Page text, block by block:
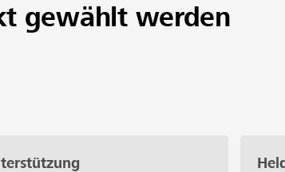
gewählt werden